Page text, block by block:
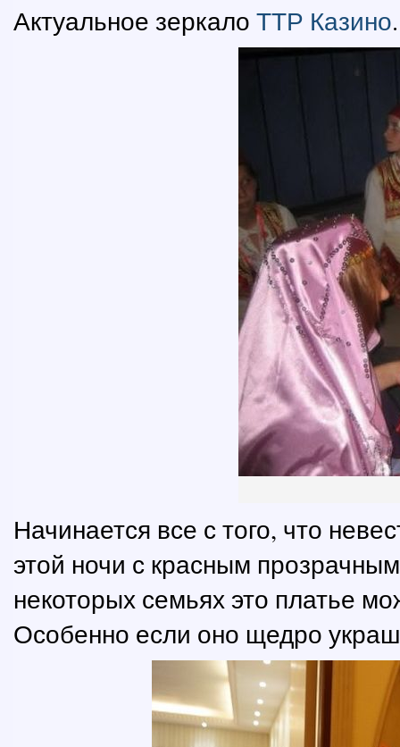
Актуальное зеркало ТТР Казино.
Начинается все с того, что
этой ночи с красным
некоторых семьях это платье
Особенно если оно щедро